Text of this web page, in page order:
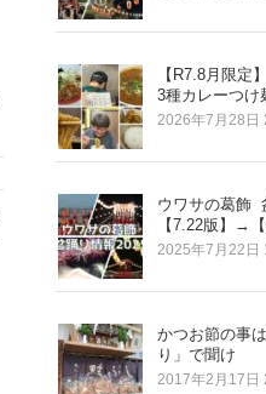
【R7.8月限定
3種カレーつけ
2026年7月28日
ウワサの葛飾
【7.22版】→【
2025年7月22日
かつお節の事
り」で聞け
2017年2月17日